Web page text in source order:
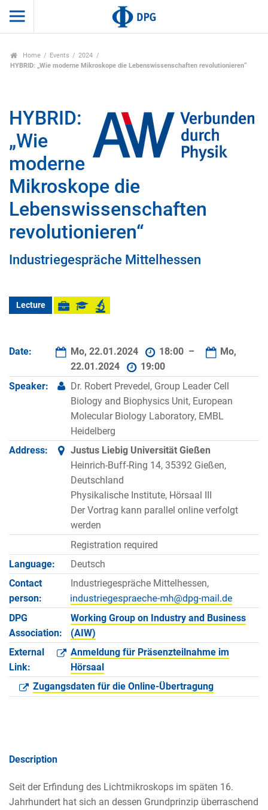
Home Events
2024
HYBRID: „Wie moderne Mikroskope die Lebenswissenschaften revolutionieren“
HYBRID:
„Wie
moderne
Mikroskope die
Lebenswissenschaften
revolutionieren“
Industriegespräche Mittelhessen
Lecture
Date: Mo, 22.01.2024 18:00 –
Mo,
22.01.2024
19:00
Speaker:
Dr. Robert Prevedel, Group Leader Cell
Biology and Biophysics Unit, European
Molecular Biology Laboratory, EMBL
Heidelberg
Address:
Justus Liebig Universität Gießen
Heinrich-Buff-Ring 14, 35392 Gießen,
Deutschland
Physikalische Institute, Hörsaal III
Der Vortrag kann parallel online verfolgt
werden
Registration required
Language:
Deutsch
Contact
person:
Industriegespräche Mittelhessen,
DPG
Association:
Working Group on Industry and Business
(AIW)
External
Link:
Anmeldung für Präsenzteilnahme im
Hörsaal
Zugangsdaten für die Online-Übertragung
Description
Seit der Erfindung des Lichtmikroskops im späten 16.
Jahrhundert hat sich an dessen Grundprinzip überraschend